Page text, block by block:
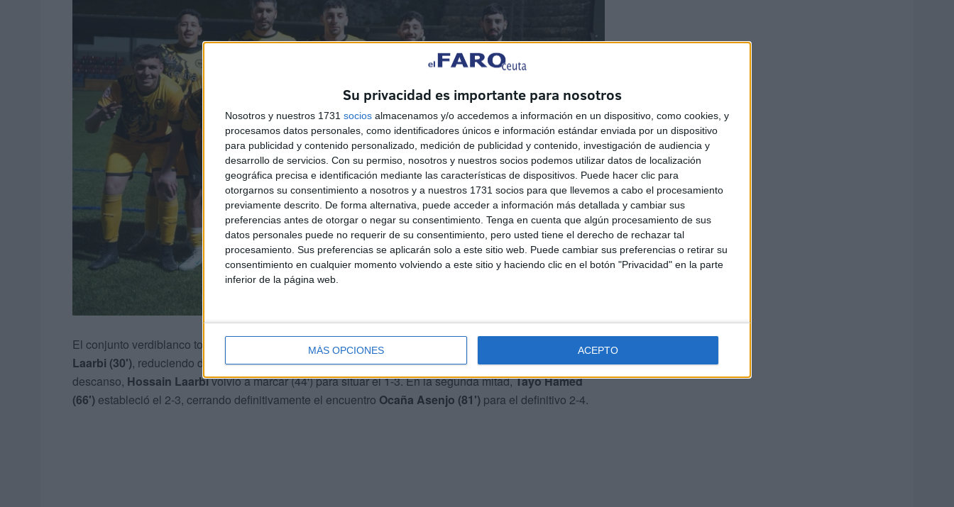
Su privacidad es importante para nosotros
Nosotros y nuestros 1731 socios almacenamos y/o accedemos a información en un dispositivo, como cookies, y
procesamos datos personales, como identificadores únicos e información estándar enviada por un dispositivo
para publicidad y contenido personalizado, medición de publicidad y contenido, investigación de audiencia y
desarrollo de servicios. Con su permiso, nosotros y nuestros socios podemos utilizar datos de localización
geográfica precisa e identificación mediante las características de dispositivos. Puede hacer clic para
otorgarnos su consentimiento a nosotros y a nuestros 1731 socios para que llevemos a cabo el procesamiento
previamente descrito. De forma alternativa, puede acceder a información más detallada y cambiar sus
preferencias antes de otorgar o negar su consentimiento. Tenga en cuenta que algún procesamiento de sus
datos personales puede no requerir de su consentimiento, pero usted tiene el derecho de rechazar tal
procesamiento. Sus preferencias se aplicarán solo a este sitio web. Puede cambiar sus preferencias o retirar su
consentimiento en cualquier momento volviendo a este sitio y haciendo clic en el botón "Privacidad" en la parte
inferior de la página web.
MÁS OPCIONES ACEPTO
El conjunto verdiblanco tomó ventaja con los goles deEl Ouazzani Touhami Azami (9')
Laarbi (30'), reduciendo distancias el Sporting medianteAbderrahaman Bujiar (33'). Antes del
descanso, Hossain Laarbivolvió a marcar (44') para situar el 1-3. En la segunda mitad,Tayo Hamed
(66') estableció el 2-3, cerrando definitivamente el encuentro Ocaña Asenjo (81') para el definitivo 2-4.